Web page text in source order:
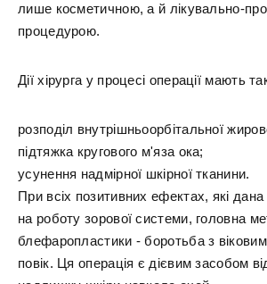
лише косметичною, а й лікувально-
процедурою.
Дії хірурга у процесі операції мають
розподіл внутрішньоорбітальної
підтяжка кругового м'яза ока;
усунення надмірної шкірної тканини.
При всіх позитивних ефектах, які
на роботу зорової системи, головна
блефаропластики - боротьба з
повік. Ця операція є дієвим засобом